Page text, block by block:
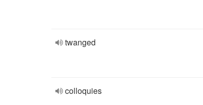
twanged
colloquies